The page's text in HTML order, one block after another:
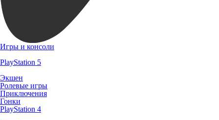
Игры и консоли
PlayStation 5
Экшен
Ролевые игры
Приключения
Гонки
PlayStation 4